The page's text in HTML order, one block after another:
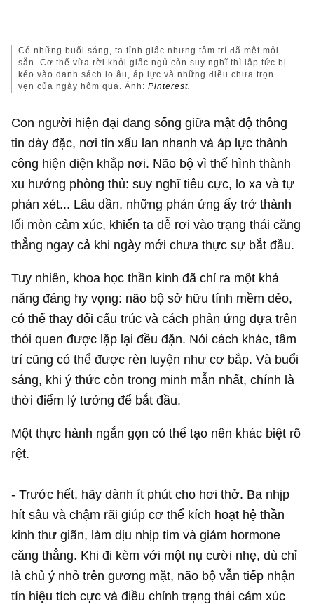
Có những buổi sáng, ta tỉnh giấc nhưng tâm trí đã mệt mỏi
sẵn. Cơ thể vừa rời khỏi giấc ngủ còn suy nghĩ thì lập tức bị
kéo vào danh sách lo âu, áp lực và những điều chưa trọn
vẹn của ngày hôm qua. Ảnh:Pinterest.
Con người hiện đại đang sống giữa mật độ thông
tin dày đặc, nơi tin xấu lan nhanh và áp lực thành
công hiện diện khắp nơi. Não bộ vì thế hình thành
xu hướng phòng thủ: suy nghĩ tiêu cực, lo xa và tự
phán xét... Lâu dần, những phản ứng ấy trở thành
lối mòn cảm xúc, khiến ta dễ rơi vào trạng thái căng
thẳng ngay cả khi ngày mới chưa thực sự bắt đầu.
Tuy nhiên, khoa học thần kinh đã chỉ ra một khả
năng đáng hy vọng: não bộ sở hữu tính mềm dẻo,
có thể thay đổi cấu trúc và cách phản ứng dựa trên
thói quen được lặp lại đều đặn. Nói cách khác, tâm
trí cũng có thể được rèn luyện như cơ bắp. Và buổi
sáng, khi ý thức còn trong minh mẫn nhất, chính là
thời điểm lý tưởng để bắt đầu.
Một thực hành ngắn gọn có thể tạo nên khác biệt rõ
rệt.
- Trước hết, hãy dành ít phút cho hơi thở. Ba nhịp
hít sâu và chậm rãi giúp cơ thể kích hoạt hệ thần
kinh thư giãn, làm dịu nhịp tim và giảm hormone
căng thẳng. Khi đi kèm với một nụ cười nhẹ, dù chỉ
là chủ ý nhỏ trên gương mặt, não bộ vẫn tiếp nhận
tín hiệu tích cực và điều chỉnh trạng thái cảm xúc